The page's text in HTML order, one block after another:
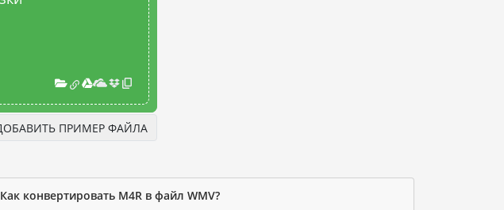
ПРИМЕР ФАЙЛА
Как конвертировать M4R в файл WMV?